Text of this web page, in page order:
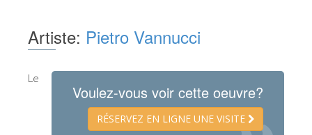
Les Oeuvres
Les Artistes
Les nouvelles salles
Artiste: Pietro Vannucci
Voulez-vous voir cette oeuvre?
RÉSERVEZ EN LIGNE UNE VISITE
Le